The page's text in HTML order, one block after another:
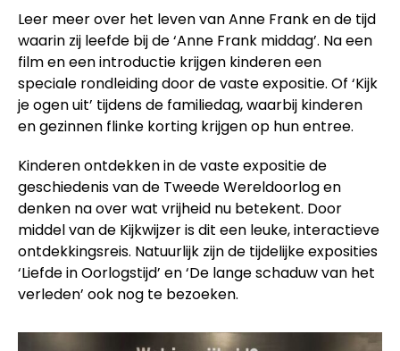
Leer meer over het leven van Anne Frank en de tijd
waarin zij leefde bij de ‘Anne Frank middag’. Na een
film en een introductie krijgen kinderen een
speciale rondleiding door de vaste expositie. Of ‘Kijk
je ogen uit’ tijdens de familiedag, waarbij kinderen
en gezinnen flinke korting krijgen op hun entree.
Kinderen ontdekken in de vaste expositie de
geschiedenis van de Tweede Wereldoorlog en
denken na over wat vrijheid nu betekent. Door
middel van de Kijkwijzer is dit een leuke, interactieve
ontdekkingsreis. Natuurlijk zijn de tijdelijke exposities
‘Liefde in Oorlogstijd’ en ‘De lange schaduw van het
verleden’ ook nog te bezoeken.